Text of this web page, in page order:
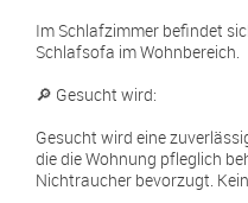
Im Schlafzimmer befindet
Schlafsofa im Wohnbereich.
🔎 Gesucht wird:
Gesucht wird eine
die die Wohnung pfleglich
Nichtraucher bevorzugt.